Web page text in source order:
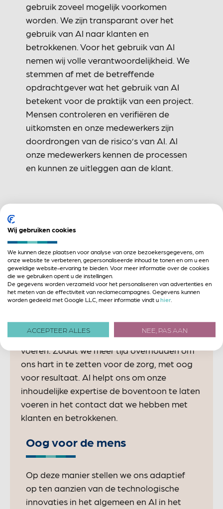
gebruik zoveel mogelijk voorkomen
worden. We zijn transparant over het
gebruik van AI naar klanten en
betrokkenen. Voor het gebruik van AI
nemen wij volle verantwoordelijkheid. We
stemmen af met de betreffende
opdrachtgever wat het gebruik van AI
betekent voor de praktijk van een project.
Mensen controleren en verifiëren de
uitkomsten en onze medewerkers zijn
doordrongen van de risico’s van AI. Al
onze medewerkers kennen de processen
en kunnen ze uitleggen aan de klant.
Meer tijd voor zorg
AI beïnvloedt ons werk en ons denken. Maar
AI maakt ons werk niet minder menselijk.
Omdat wij ons bewust zijn van wat AI is, wat
gebruiken AI als hulpmiddel en instrument
om standaard werkprocessen sneller uit te
voeren. Zodat we meer tijd overhouden om
ons hart in te zetten voor de zorg, met oog
voor resultaat. AI helpt ons om onze
inhoudelijke expertise de boventoon te laten
voeren in het contact dat we hebben met
klanten en betrokkenen.
Oog voor de mens
Op deze manier stellen we ons adaptief
op ten aanzien van de technologische
innovaties in het algemeen en AI in het
Wij gebruiken cookies
We kunnen deze plaatsen voor analyse van onze bezoekersgegevens, om
onze website te verbeteren, gepersonaliseerde inhoud te tonen en om u een
geweldige website-ervaring te bieden. Voor meer informatie over de cookies
die we gebruiken opent u de instellingen.
De gegevens worden verzameld voor het personaliseren van advertenties en
het meten van de effectiviteit van reclamecampagnes. Gegevens kunnen
worden gedeeld met Google LLC, meer informatie vindt u hier.
ACCEPTEER ALLES NEE, PAS AAN